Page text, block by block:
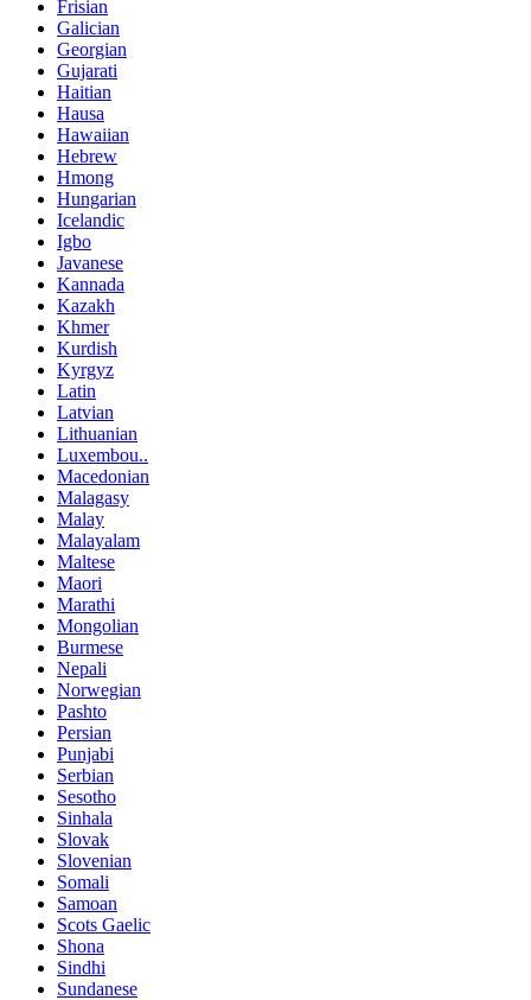
Frisian
Galician
Georgian
Gujarati
Haitian
Hausa
Hawaiian
Hebrew
Hmong
Hungarian
Icelandic
Igbo
Javanese
Kannada
Kazakh
Khmer
Kurdish
Kyrgyz
Latin
Latvian
Lithuanian
Luxembou..
Macedonian
Malagasy
Malay
Malayalam
Maltese
Maori
Marathi
Mongolian
Burmese
Nepali
Norwegian
Pashto
Persian
Punjabi
Serbian
Sesotho
Sinhala
Slovak
Slovenian
Somali
Samoan
Scots Gaelic
Shona
Sindhi
Sundanese